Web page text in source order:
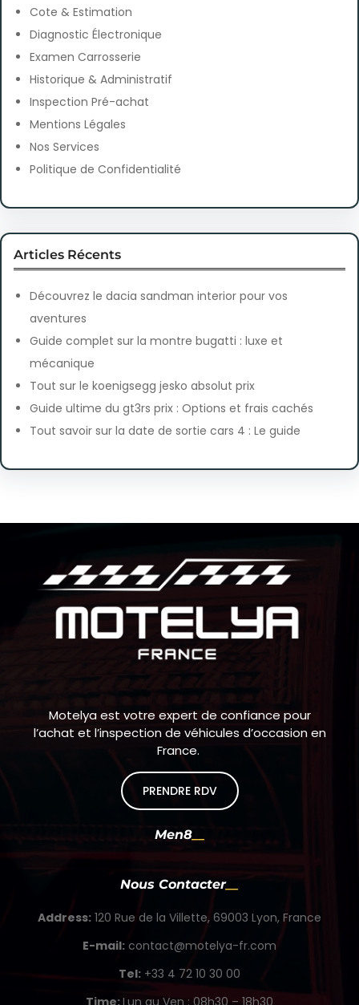
Cote & Estimation
Diagnostic Électronique
Examen Carrosserie
Historique & Administratif
Inspection Pré-achat
Mentions Légales
Nos Services
Politique de Confidentialité
Articles Récents
Découvrez le dacia sandman interior pour vos
aventures
Guide complet sur la montre bugatti : luxe et
mécanique
Tout sur le koenigsegg jesko absolut prix
Guide ultime du gt3rs prix : Options et frais cachés
Tout savoir sur la date de sortie cars 4 : Le guide
Motelya est votre expert de confiance pour
l’achat et l’inspection de véhicules d’occasion en
France.
PRENDRE RDV
Men8
Nous Contacter
Address: 120 Rue de la Villette, 69003 Lyon, France
E-mail: contact@motelya-fr.com
Tel: +33 4 72 10 30 00
Time:Lun au Ven : 08h30 – 18h30